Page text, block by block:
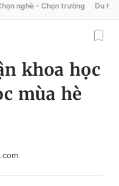
nghề - Chọn trường Du học
khoa học
mùa hè